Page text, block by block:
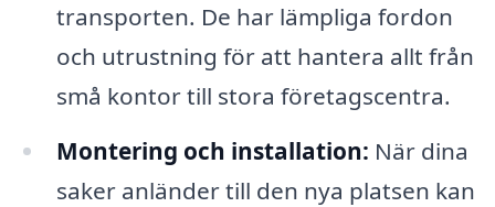
transporten. De har lämpliga fordon
och utrustning för att hantera allt från
små kontor till stora företagscentra.
Montering och installation: När dina
saker anländer till den nya platsen kan